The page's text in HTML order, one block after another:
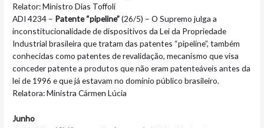
Relator: Ministro Dias Toffoli
ADI 4234 – Patente “pipeline”(26/5) – O Supremo julga a
inconstitucionalidade de dispositivos da Lei da Propriedade
Industrial brasileira que tratam das patentes “pipeline”, também
conhecidas como patentes de revalidação, mecanismo que visa
conceder patente a produtos que não eram patenteáveis antes da
lei de 1996 e que já estavam no domínio público brasileiro.
Relatora: Ministra Cármen Lúcia
Junho